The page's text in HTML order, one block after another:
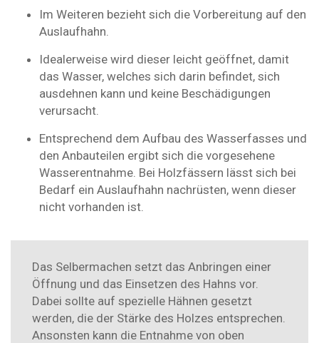
Im Weiteren bezieht sich die Vorbereitung auf den
Auslaufhahn.
Idealerweise wird dieser leicht geöffnet, damit
das Wasser, welches sich darin befindet, sich
ausdehnen kann und keine Beschädigungen
verursacht.
Entsprechend dem Aufbau des Wasserfasses und
den Anbauteilen ergibt sich die vorgesehene
Wasserentnahme. Bei Holzfässern lässt sich bei
Bedarf ein Auslaufhahn nachrüsten, wenn dieser
nicht vorhanden ist.
Das Selbermachen setzt das Anbringen einer
Öffnung und das Einsetzen des Hahns vor.
Dabei sollte auf spezielle Hähnen gesetzt
werden, die der Stärke des Holzes entsprechen.
Ansonsten kann die Entnahme von oben